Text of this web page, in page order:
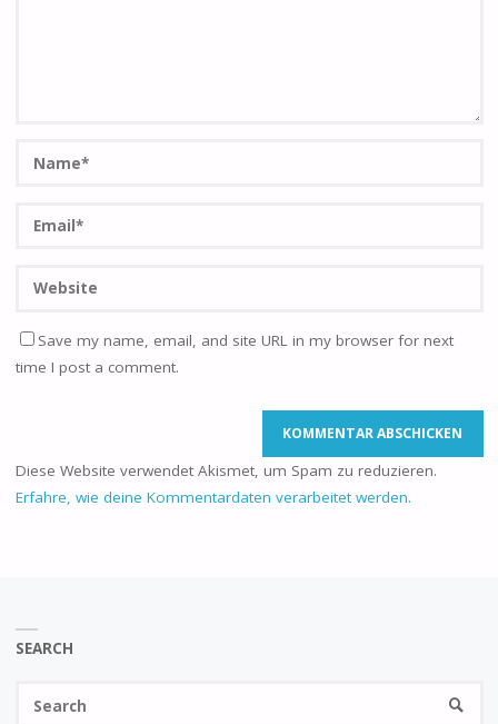
Save my name, email, and site URL in my browser for next
time I post a comment.
Diese Website verwendet Akismet, um Spam zu reduzieren.
Erfahre, wie deine Kommentardaten verarbeitet werden.
SEARCH